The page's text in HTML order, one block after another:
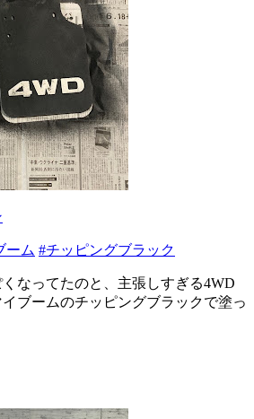
ーム #チッピングブラック
なってたのと、主張しすぎる4WD
ブームのチッピングブラックで塗っ